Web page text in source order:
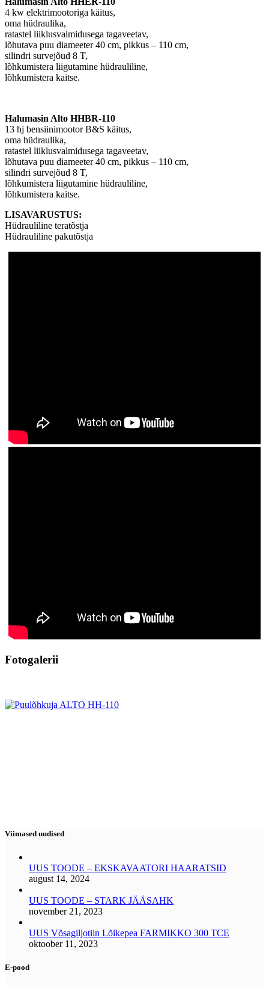
4 kw elektrimootoriga käitus,
oma hüdraulika,
ratastel liiklusvalmidusega tagaveetav,
lõhutava puu diameeter 40 cm, pikkus – 110 cm,
silindri survejõud 8 T,
lõhkumistera liigutamine hüdrauliline,
lõhkumistera kaitse.
Halumasin Alto HHBR-110
13 hj bensiinimootor B&S käitus,
oma hüdraulika,
ratastel liiklusvalmidusega tagaveetav,
lõhutava puu diameeter 40 cm, pikkus – 110 cm,
silindri survejõud 8 T,
lõhkumistera liigutamine hüdrauliline,
lõhkumistera kaitse.
LISAVARUSTUS:
Hüdrauliline teratõstja
Hüdrauliline pakutõstja
Fotogalerii
Viimased uudised
UUS TOODE – EKSKAVAATORI HAARATSID
august 14, 2024
UUS TOODE – STARK JÄÄSAHK
november 21, 2023
UUS Võsagiljotiin Lõikepea FARMIKKO 300 TCE
oktoober 11, 2023
E-pood